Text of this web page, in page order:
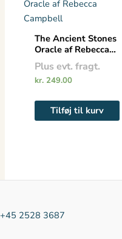
The Ancient Stones
Oracle af Rebecca
Campbell
Plus evt. fragt.
kr.249.00
Tilføj til kurv
+45 2528 3687